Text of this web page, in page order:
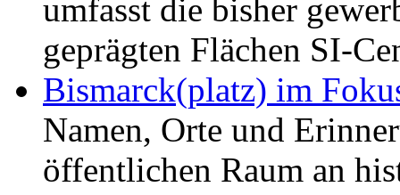
umfasst die bisher
geprägten Flächen SI-
Bismarck(platz) im
Namen, Orte und
öffentlichen Raum an